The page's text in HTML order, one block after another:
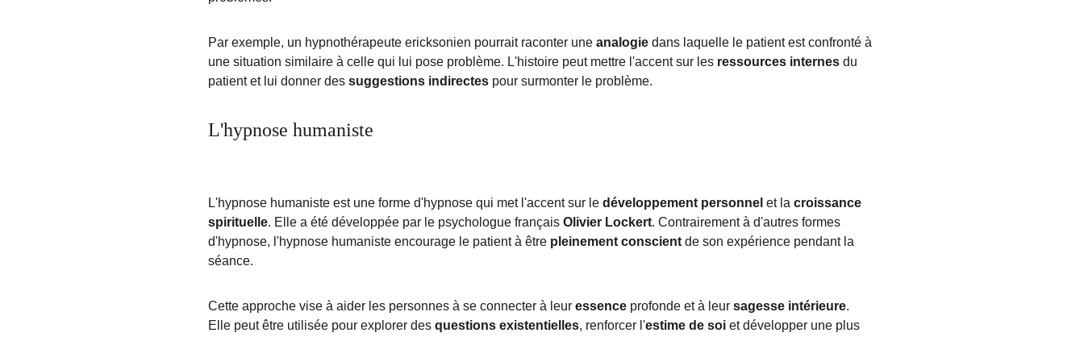
Par exemple, un hypnothérapeute ericksonien pourrait raconter une analogie dans laquelle le patient est confronté à
une situation similaire à celle qui lui pose problème. L'histoire peut mettre l'accent sur les ressources internes du
patient et lui donner des suggestions indirectes pour surmonter le problème.
L'hypnose humaniste
L'hypnose humaniste est une forme d'hypnose qui met l'accent sur le développement personnel et la croissance
spirituelle. Elle a été développée par le psychologue français Olivier Lockert. Contrairement à d'autres formes
d'hypnose, l'hypnose humaniste encourage le patient à être pleinement conscient de son expérience pendant la
séance.
Cette approche vise à aider les personnes à se connecter à leur essence profonde et à leur sagesse intérieure.
Elle peut être utilisée pour explorer des questions existentielles, renforcer l'estime de soi et développer une plus